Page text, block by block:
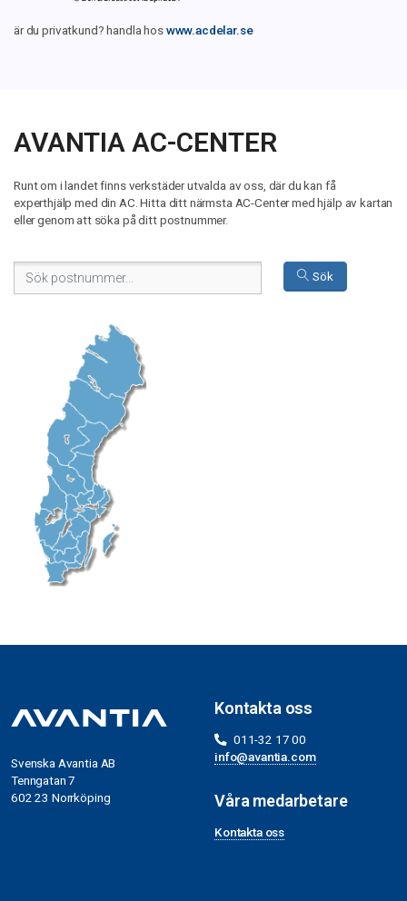
är du privatkund? handla hoswww.acdelar.se
AVANTIA AC-CENTER
Runt om i landet finns verkstäder utvalda av oss, där du kan få
experthjälp med din AC. Hitta ditt närmsta AC-Center med hjälp av kartan
eller genom att söka på ditt postnummer.
Sök
Svenska Avantia AB
Tenngatan 7
602 23 Norrköping
Kontakta oss
011-32 17 00
info@avantia.com
Våra medarbetare
Kontakta oss